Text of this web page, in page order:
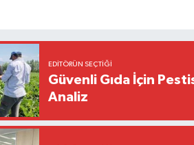
EDITÖRÜN SEÇTIĞI
Güvenli Gıda İçin
Analiz